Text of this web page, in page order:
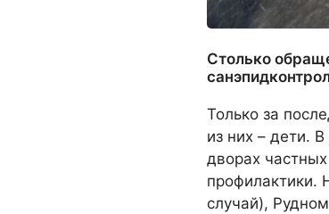
Столько
Только за
из них – дети.
дворах
профилактики.
случай),